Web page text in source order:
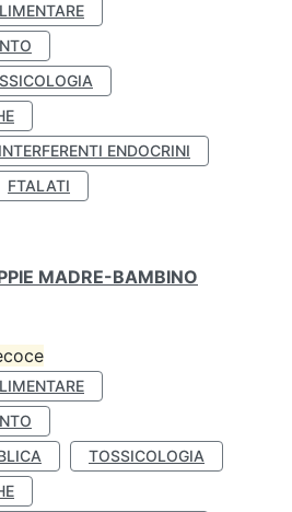
INTERFERENTI ENDOCRINI
FTALATI
MADRE-BAMBINO
TOSSICOLOGIA